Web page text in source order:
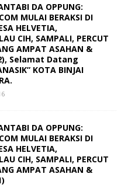
DA OPPUNG:
MULAI BERAKSI DI
HELVETIA,
CIH, SAMPALI, PERCUT
AMPAT ASAHAN &
Selamat Datang
KOTA BINJAI
DA OPPUNG:
MULAI BERAKSI DI
HELVETIA,
CIH, SAMPALI, PERCUT
AMPAT ASAHAN &